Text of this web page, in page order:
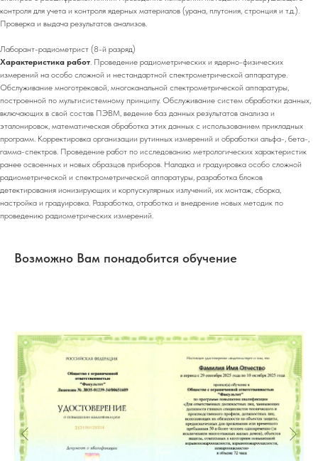
контроля для учета и контроля ядерных материалов (урана, плутония, стронция и т.д.).
Проверка и выдача результатов анализов.
Лаборант-радиометрист (8-й разряд)
Характеристика работ. Проведение радиометрических и ядерно-физических
измерений на особо сложной и нестандартной спектрометрической аппаратуре.
Обслуживание многотрековой, многоканальной спектрометрической аппаратуры,
построенной по мультисистемному принципу. Обслуживание систем обработки данных,
включающих в свой состав ПЭВМ, ведение баз данных результатов анализа и
эталонировок, математическая обработка этих данных с использованием прикладных
программ. Корректировка организации рутинных измерений и обработки альфа-, бета-,
гамма-спектров. Проведение работ по исследованию метрологических характеристик
ранее освоенных и новых образцов приборов. Наладка и градуировка особо сложной
радиометрической и спектрометрической аппаратуры, разработка блоков
детектирования ионизирующих и корпускулярных излучений, их монтаж, сборка,
настройка и градуировка. Разработка, отработка и внедрение новых методик по
проведению радиометрических измерений.
Возможно Вам понадобится обучение